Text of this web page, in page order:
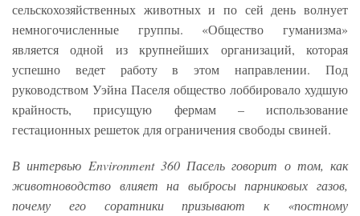
сельскохозяйственных животных и по сей день волнует
немногочисленные группы. «Общество гуманизма»
является одной из крупнейших организаций, которая
успешно ведет работу в этом направлении. Под
руководством Уэйна Паселя общество лоббировало худшую
крайность, присущую фермам – использование
гестационных решеток для ограничения свободы свиней.
В интервью Environment 360 Пасель говорит о том, как
животноводство влияет на выбросы парниковых газов,
почему его соратники призывают к «постному